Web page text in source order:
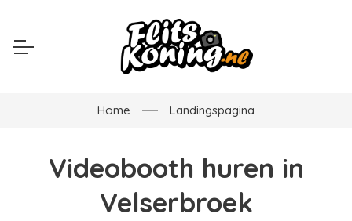
Home Landingspagina
Videobooth huren in
Velserbroek